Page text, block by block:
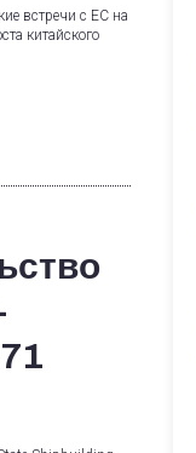
встречи с ЕС на
китайского